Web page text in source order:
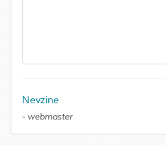
Nevzine
- webmaster